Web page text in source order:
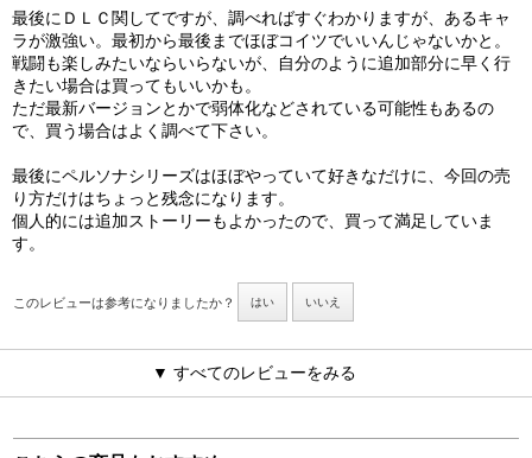
最後にＤＬＣ関してですが、調べればすぐわかりますが、あるキャ
ラが激強い。最初から最後までほぼコイツでいいんじゃないかと。
戦闘も楽しみたいならいらないが、自分のように追加部分に早く行
きたい場合は買ってもいいかも。
ただ最新バージョンとかで弱体化などされている可能性もあるの
で、買う場合はよく調べて下さい。
最後にペルソナシリーズはほぼやっていて好きなだけに、今回の売
り方だけはちょっと残念になります。
個人的には追加ストーリーもよかったので、買って満足していま
す。
このレビューは参考になりましたか？ はい いいえ
▼ すべてのレビューをみる